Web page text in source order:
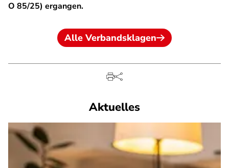
O 85/25) ergangen.
Alle Verbandsklagen
Aktuelles